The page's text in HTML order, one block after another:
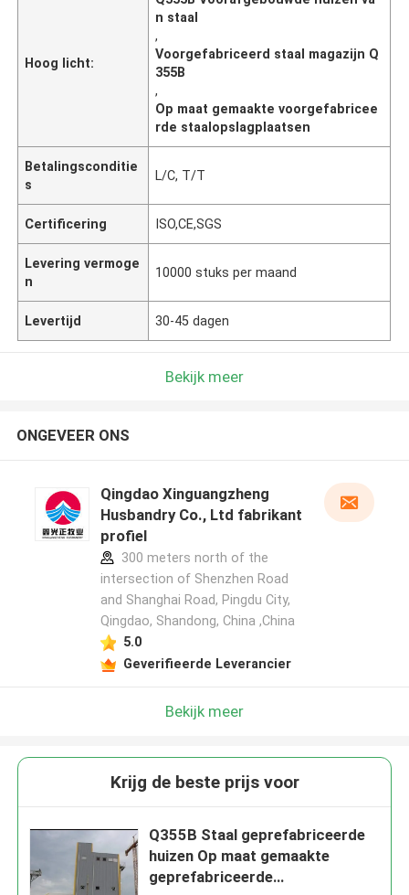
Hoog licht:
n staal
,
Voorgefabriceerd staal magazijn Q
355B
,
Op maat gemaakte voorgefabricee
rde staalopslagplaatsen
Betalingsconditie
s
L/C, T/T
Certificering ISO,CE,SGS
Levering vermoge
n
10000 stuks per maand
Levertijd 30-45 dagen
Bekijk meer
ONGEVEER ONS
Qingdao Xinguangzheng
Husbandry Co., Ltd fabrikant
profiel
300 meters north of the
intersection of Shenzhen Road
and Shanghai Road, Pingdu City,
Qingdao, Shandong, China ,China
5.0
Geverifieerde Leverancier
Bekijk meer
Krijg de beste prijs voor
Q355B Staal geprefabriceerde
huizen Op maat gemaakte
geprefabriceerde